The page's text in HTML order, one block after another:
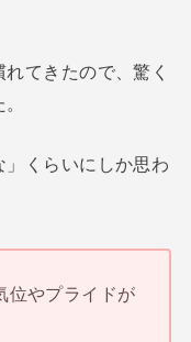
てきたので、驚く
」くらいにしか思わ
位やプライドが